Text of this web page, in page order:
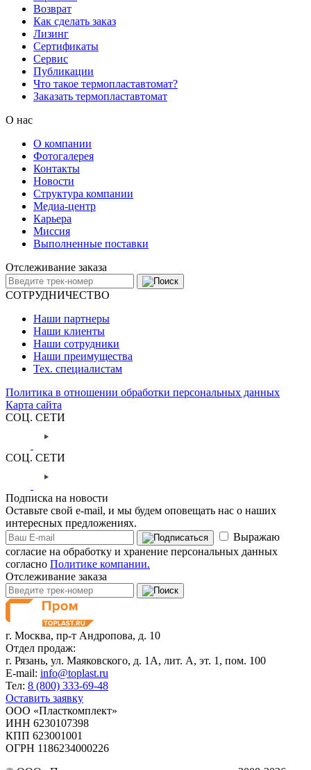
Возврат
Как сделать заказ
Лизинг
Сертификаты
Сервис
Публикации
Что такое термопластавтомат?
Заказать термопластавтомат
О нас
О компании
Фотогалерея
Контакты
Новости
Структура компании
Медиа-центр
Карьера
Миссия
Выполненные поставки
Отслеживание заказа
СОТРУДНИЧЕСТВО
Наши партнеры
Наши клиенты
Наши сотрудники
Наши преимущества
Тех. специалистам
Политика в отношении обработки персональных данных
Карта сайта
СОЦ. СЕТИ
СОЦ. СЕТИ
Подписка на новости
Оставьте свой e-mail, и мы будем оповещать нас о наших
интересных предложениях.
Выражаю
согласие на обработку и хранение персональных данных
согласно Политике компании.
Отслеживание заказа
г. Москва, пр-т Андропова, д. 10
Отдел продаж:
г. Рязань, ул. Маяковского, д. 1А, лит. А, эт. 1, пом. 100
E-mail: info@toplast.ru
Тел: 8 (800) 333-69-48
Оставить заявку
ООО «Пласткомплект»
ИНН 6230107398
КПП 623001001
ОГРН 1186234000226